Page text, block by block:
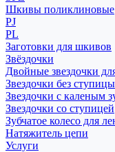
Шкивы поликлиновые
PJ
PL
Заготовки для шкивов
Звёздочки
Двойные звездочки
Звездочки без ступицы
Звездочки с каленым
Звездочки со ступицей
Зубчатое колесо для
Натяжитель цепи
Услуги